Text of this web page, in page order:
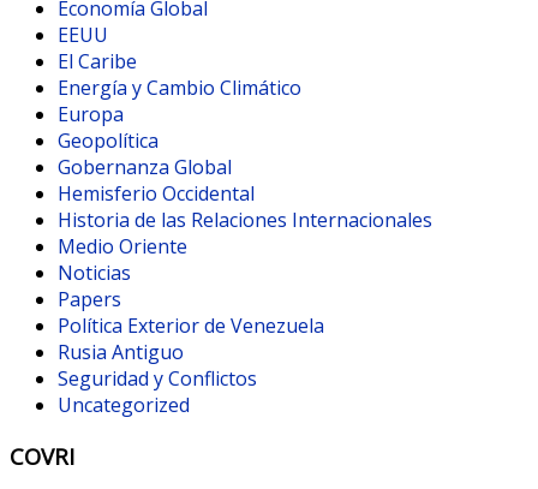
Economía Global
EEUU
El Caribe
Energía y Cambio Climático
Europa
Geopolítica
Gobernanza Global
Hemisferio Occidental
Historia de las Relaciones Internacionales
Medio Oriente
Noticias
Papers
Política Exterior de Venezuela
Rusia Antiguo
Seguridad y Conflictos
Uncategorized
COVRI